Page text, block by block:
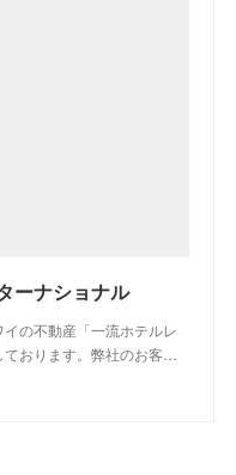
ーナショナル
の不動産「一流ホテルレ
おります。弊社のお客…